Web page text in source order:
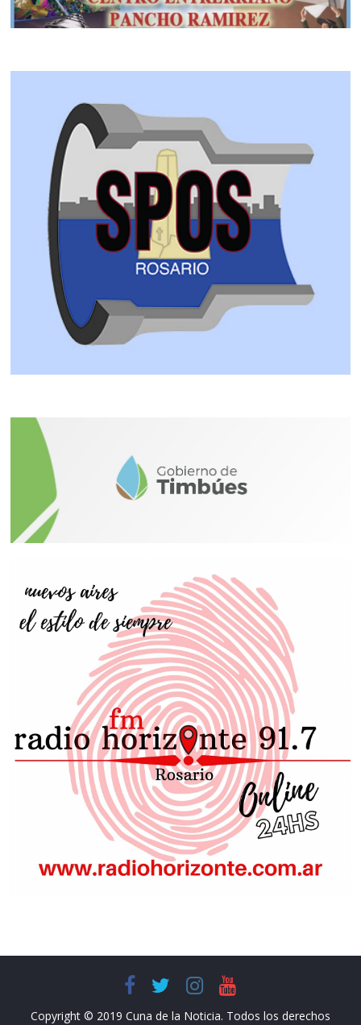
Copyright © 2019 Cuna de la Noticia. Todos los derechos